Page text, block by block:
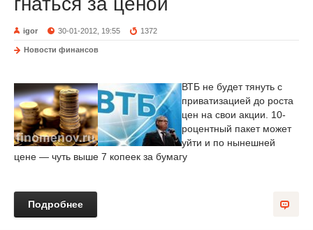
igor 30-01-2012, 19:55 1372
Новости финансов
ВТБ не будет тянуть с
приватизацией до роста
цен на свои акции. 10-
роцентный пакет может
уйти и по нынешней
цене — чуть выше 7 копеек за бумагу
Подробнее